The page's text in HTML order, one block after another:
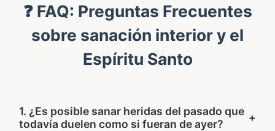
❓ FAQ: Preguntas Frecuentes
sobre sanación interior y el
Espíritu Santo
1. ¿Es posible sanar heridas del pasado que
todavía duelen como si fueran de ayer?
+